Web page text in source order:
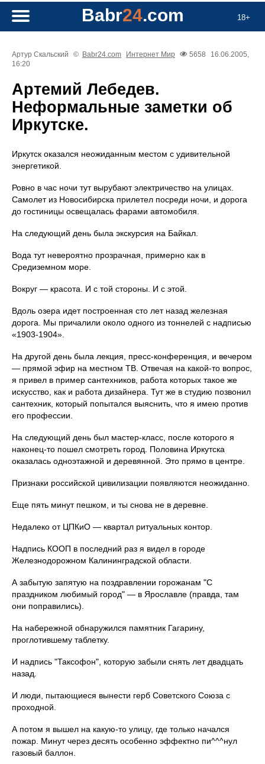
18+
Babr24.com
Артур Скальский © Babr24.com Интернет Мир 5658
16.06.2005,
16:20
Артемий Лебедев.
Неформальные заметки об
Иркутске.
Иркутск оказался неожиданным местом с удивительной
энергетикой.
Ровно в час ночи тут вырубают электричество на улицах.
Самолет из Новосибирска прилетел посреди ночи, и дорога
до гостиницы освещалась фарами автомобиля.
На следующий день была экскурсия на Байкал.
Вода тут невероятно прозрачная, примерно как в
Средиземном море.
Вокруг — красота. И с той стороны. И с этой.
Вдоль озера идет построенная сто лет назад железная
дорога. Мы причалили около одного из тоннелей с надписью
«1903-1904».
На другой день была лекция, пресс-конференция, и вечером
— прямой эфир на местном ТВ. Отвечая на какой-то вопрос,
я привел в пример сантехников, работа которых такое же
искусство, как и работа дизайнера. Тут же в студию позвонил
сантехник, который попытался выяснить, что я имею против
его профессии.
На следующий день был мастер-класс, после которого я
наконец-то пошел смотреть город. Половина Иркутска
оказалась одноэтажной и деревянной. Это прямо в центре.
Признаки российской цивилизации появляются неожиданно.
Еще пять минут пешком, и ты снова не в деревне.
Недалеко от ЦПКиО — квартал ритуальных контор.
Надпись КООП в последний раз я видел в городе
Железнодорожном Калининградской области.
А забытую запятую на поздравлении горожанам "С
праздником любимый город" — в Ярославле (правда, там
они поправились).
На набережной обнаружился памятник Гагарину,
проглотившему таблетку.
И надпись "Таксофон", которую забыли снять лет двадцать
назад.
И люди, пытающиеся вынести герб Советского Союза с
проходной.
А потом я вышел на какую-то улицу, где только начался
пожар. Минут через десять особенно эффектно пи^^^нул
газовый баллон.